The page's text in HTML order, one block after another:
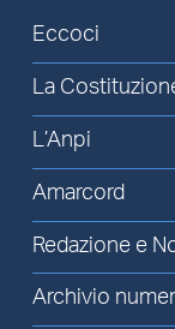
Eccoci
La
L’Anpi
Amarcord
Redazione e
Archivio